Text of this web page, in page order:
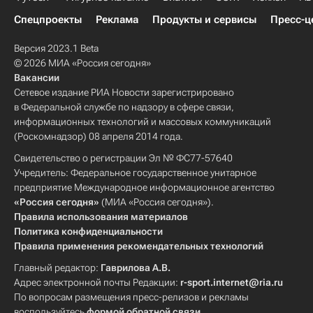
Спецпроекты
Реклама Продукты и сервисы Пресс-
Версия 2023.1 Beta
© 2026 МИА «Россия сегодня»
Вакансии
Сетевое издание РИА Новости зарегистрировано
в Федеральной службе по надзору в сфере связи,
информационных технологий и массовых коммуникаций
(Роскомнадзор) 08 апреля 2014 года.
Свидетельство о регистрации Эл № ФС77-57640
Учредитель: Федеральное государственное унитарное
предприятие Международное информационное агентство
«Россия сегодня» (МИА «Россия сегодня»).
Правила использования материалов
Политика конфиденциальности
Правила применения рекомендательных технологий
Главный редактор: Гаврилова А.В.
Адрес электронной почты Редакции: r-sport.internet@ria.ru
По вопросам размещения пресс-релизов и рекламы